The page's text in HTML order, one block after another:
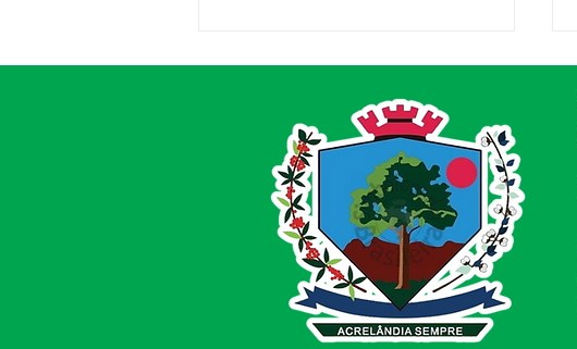
Entrega de Equipamentos
Agrícolas reforça
compromisso com
produtores de Acrelândia